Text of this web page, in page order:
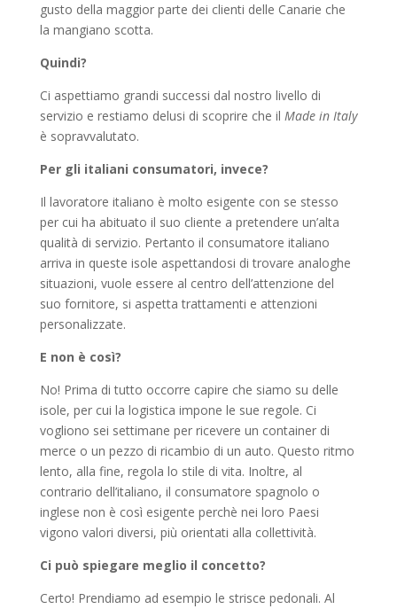
gusto della maggior parte dei clienti delle Canarie che
la mangiano scotta.
Quindi?
Ci aspettiamo grandi successi dal nostro livello di
servizio e restiamo delusi di scoprire che il Made in Italy
è sopravvalutato.
Per gli italiani consumatori, invece?
Il lavoratore italiano è molto esigente con se stesso
per cui ha abituato il suo cliente a pretendere un’alta
qualità di servizio. Pertanto il consumatore italiano
arriva in queste isole aspettandosi di trovare analoghe
situazioni, vuole essere al centro dell’attenzione del
suo fornitore, si aspetta trattamenti e attenzioni
personalizzate.
E non è così?
No! Prima di tutto occorre capire che siamo su delle
isole, per cui la logistica impone le sue regole. Ci
vogliono sei settimane per ricevere un container di
merce o un pezzo di ricambio di un auto. Questo ritmo
lento, alla fine, regola lo stile di vita. Inoltre, al
contrario dell’italiano, il consumatore spagnolo o
inglese non è così esigente perchè nei loro Paesi
vigono valori diversi, più orientati alla collettività.
Ci può spiegare meglio il concetto?
Certo! Prendiamo ad esempio le strisce pedonali. Al